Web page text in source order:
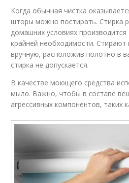
Когда обычная чистка
шторы можно постирать. Стирка
домашних условиях производится
крайней необходимости. Стирают
вручную, расположив полотно в
стирка не допускается.
В качестве моющего средства
мыло. Важно, чтобы в составе
агрессивных компонентов, таких